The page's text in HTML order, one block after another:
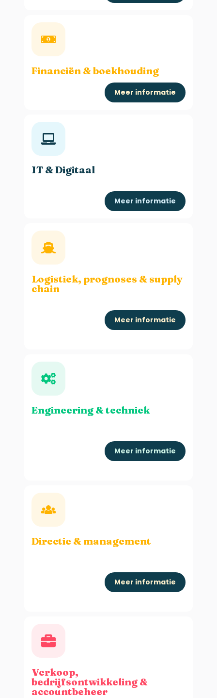
Financiën & boekhouding
Meer informatie
IT & Digitaal
Meer informatie
Logistiek, prognoses & supply
chain
Meer informatie
Engineering & techniek
Meer informatie
Directie & management
Meer informatie
Verkoop,
bedrijfsontwikkeling &
accountbeheer